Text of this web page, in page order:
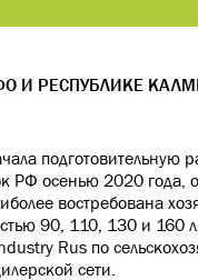
И РЕСПУБЛИКЕ
подготовительную
РФ осенью 2020 года,
востребована
90, 110, 130 и 160
Rus по
сети.